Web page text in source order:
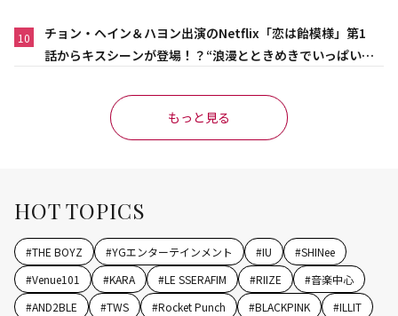
10
チョン・ヘイン＆ハヨン出演のNetflix「恋は飴模様」第1
話からキスシーンが登場！？“浪漫とときめきでいっぱいの
もっと見る
HOT TOPICS
#THE BOYZ #YGエンターテインメント #IU #SHINee
#Venue101 #KARA #LE SSERAFIM #RIIZE #音楽中心
#AND2BLE #TWS #Rocket Punch #BLACKPINK #ILLIT